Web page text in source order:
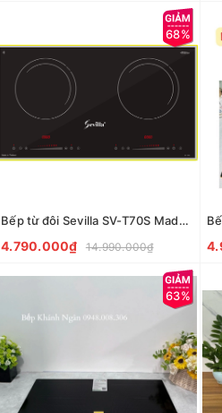
68%
Bếp từ đôi Sevilla SV-T70S Made in Malaysia
4.790.000₫ 14.990.000₫
63%